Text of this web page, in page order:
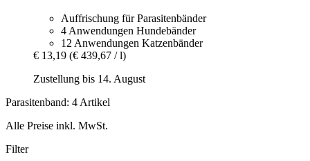
Auffrischung für Parasitenbänder
4 Anwendungen Hundebänder
12 Anwendungen Katzenbänder
€ 13,19 (€ 439,67 / l)
Zustellung bis 14. August
Parasitenband: 4 Artikel
Alle Preise inkl. MwSt.
Filter